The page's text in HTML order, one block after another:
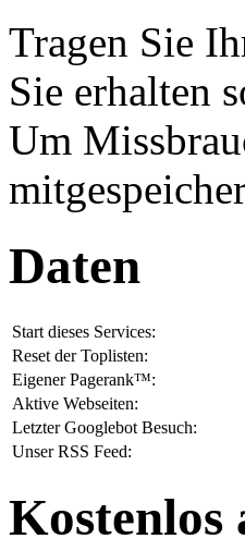
Tragen Sie
Sie erhalten
Um
Daten
Start dieses Services:
Reset der Toplisten:
Eigener Pagerank™:
Aktive Webseiten:
Letzter Googlebot Besuch:
Unser RSS Feed:
Kostenlos